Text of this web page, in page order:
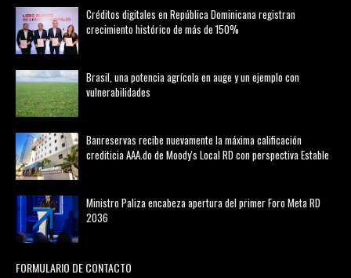
Créditos digitales en República Dominicana registran
crecimiento histórico de más de 150%
Brasil, una potencia agrícola en auge y un ejemplo con
vulnerabilidades
Banreservas recibe nuevamente la máxima calificación
crediticia AAA.do de Moody's Local RD con perspectiva Estable
Ministro Paliza encabeza apertura del primer Foro Meta RD
2036
FORMULARIO DE CONTACTO